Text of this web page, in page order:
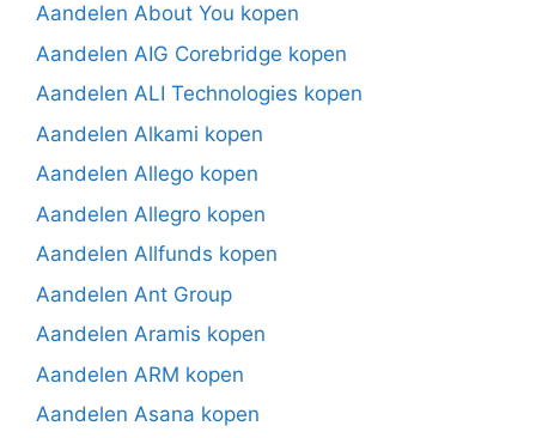
Aandelen About You kopen
Aandelen AIG Corebridge kopen
Aandelen ALI Technologies kopen
Aandelen Alkami kopen
Aandelen Allego kopen
Aandelen Allegro kopen
Aandelen Allfunds kopen
Aandelen Ant Group
Aandelen Aramis kopen
Aandelen ARM kopen
Aandelen Asana kopen